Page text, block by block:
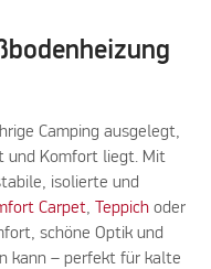
Camping ausgelegt,
und Komfort liegt. Mit
isolierte und
Carpet, Teppichoder
schöne Optik und
kann – perfekt für kalte